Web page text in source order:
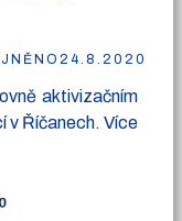
24.8.2020
aktivizačním
v Říčanech. Více